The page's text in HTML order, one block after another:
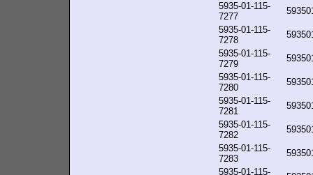
5935-01-115-
7277
5935-01-115-
7278
5935-01-115-
7279
5935-01-115-
7280
5935-01-115-
7281
5935-01-115-
7282
5935-01-115-
7283
5935-01-115-